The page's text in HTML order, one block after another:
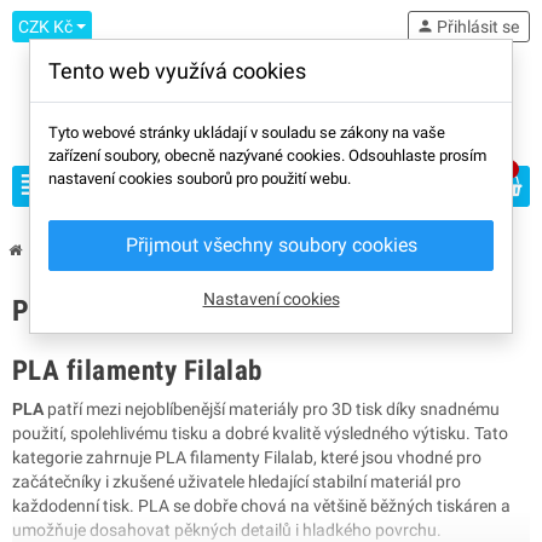
CZK Kč
view_headline
person Přihlásit se
Filalab chevron_right PLA
PLA
PLA filamenty Filalab
PLA patří mezi nejoblíbenější materiály pro 3D tisk díky snadnému
použití, spolehlivému tisku a dobré kvalitě výsledného výtisku. Tato
kategorie zahrnuje PLA filamenty Filalab, které jsou vhodné pro
začátečníky i zkušené uživatele hledající stabilní materiál pro
každodenní tisk. PLA se dobře chová na většině běžných tiskáren a
umožňuje dosahovat pěkných detailů i hladkého povrchu.
Tento web využívá cookies
Tyto webové stránky ukládají v souladu se zákony na vaše
zařízení soubory, obecně nazývané cookies. Odsouhlaste prosím
nastavení cookies souborů pro použití webu.
Přijmout všechny soubory cookies
Nastavení cookies